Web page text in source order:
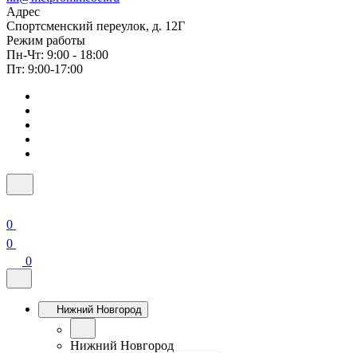
Адрес
Спортсменский переулок, д. 12Г
Режим работы
Пн-Чт: 9:00 - 18:00
Пт: 9:00-17:00
0
0
0
Нижний Новгород
Нижний Новгород